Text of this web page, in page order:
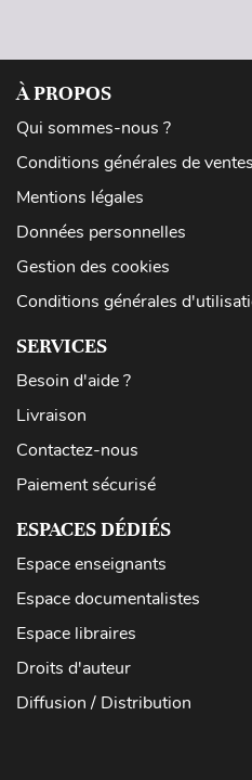
À PROPOS
Qui sommes-nous ?
Conditions générales de ventes
Mentions légales
Données personnelles
Gestion des cookies
Conditions générales
SERVICES
Besoin d'aide ?
Livraison
Contactez-nous
Paiement sécurisé
ESPACES DÉDIÉS
Espace enseignants
Espace documentalistes
Espace libraires
Droits d'auteur
Diffusion / Distribution